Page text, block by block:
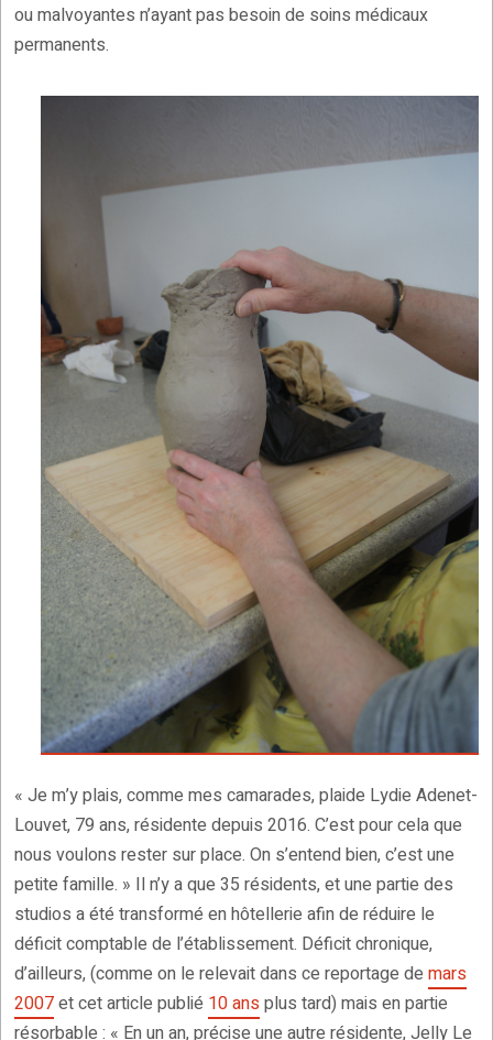
ou malvoyantes n’ayant pas besoin de soins médicaux
permanents.
« Je m’y plais, comme mes camarades, plaide Lydie Adenet-
Louvet, 79 ans, résidente depuis 2016. C’est pour cela que
nous voulons rester sur place. On s’entend bien, c’est une
petite famille. » Il n’y a que 35 résidents, et une partie des
studios a été transformé en hôtellerie afin de réduire le
déficit comptable de l’établissement. Déficit chronique,
d’ailleurs, (comme on le relevait dans ce reportage de mars
2007et cet article publié 10 ansplus tard) mais en partie
résorbable : « En un an, précise une autre résidente, Jelly Le